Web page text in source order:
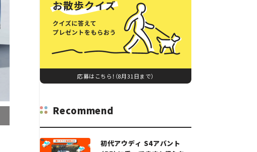
応募はこちら！（8月31日まで）
Recommend
初代アウディ S4アバント